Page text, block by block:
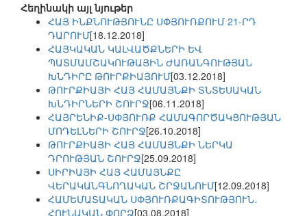
Հեղինակի այլ նյութեր
ՀԱՅ ԻՆՔՆՈՒԹՅՈՒՆԸ ՍՓՅՈՒՌՔՈՒՄ 21-ՐԴ
ԴԱՐՈՒՄ[18.12.2018]
ՀԱՅԿԱԿԱՆ ԿԱԼՎԱԾՔՆԵՐԻ ԵՎ
ՊԱՏՄԱՄՇԱԿՈՒԹԱՅԻՆ ԺԱՌԱՆԳՈՒԹՅԱՆ
ԽՆԴԻՐԸ ԹՈՒՐՔԻԱՅՈՒՄ[03.12.2018]
ԹՈՒՐՔԻԱՅԻ ՀԱՅ ՀԱՄԱՅՆՔԻ ՏՆՏԵՍԱԿԱՆ
ԽՆԴԻՐՆԵՐԻ ՇՈՒՐՋ[06.11.2018]
ՀԱՅՐԵՆԻՔ-ՍՓՅՈՒՌՔ ՀԱՄԱԳՈՐԾԱԿՑՈՒԹՅԱՆ
ՄՈԴԵԼՆԵՐԻ ՇՈՒՐՋ[26.10.2018]
ԹՈՒՐՔԻԱՅԻ ՀԱՅ ՀԱՄԱՅՆՔԻ ՆԵՐԿԱ
ԴՐՈՒԹՅԱՆ ՇՈՒՐՋ[25.09.2018]
ՍԻՐԻԱՅԻ ՀԱՅ ՀԱՄԱՅՆՔԸ
ՎԵՐԱԿԱՆԳՆՈՂԱԿԱՆ ՇՐՋԱՆՈՒՄ[12.09.2018]
ՀԱՄԵՄԱՏԱԿԱՆ ՍՓՅՈՒՌՔԱԳԻՏՈՒԹՅՈՒՆ.
ՀՈՒՆԱԿԱՆ ՓՈՐՁ[03.08.2018]